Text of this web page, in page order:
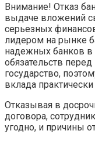
Внимание! Отказ
выдаче вложений
серьезных
лидером на рынке
надежных банков
обязательств
государство,
вклада
Отказывая в
договора,
угодно, и причины